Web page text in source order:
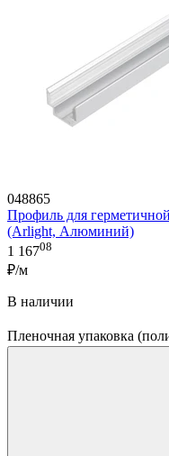
048865
Профиль для
(Arlight, Алюминий)
1 16708
₽/м
В наличии
Пленочная упаковка